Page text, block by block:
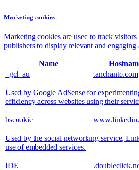
Marketing cookies
Marketing cookies are used to track
publishers to display relevant and engaging
Name
_gcl_au
.anchanto.com
Used by Google AdSense for
efficiency across websites using their
bscookie
Used by the social networking service,
use of embedded services.
IDE